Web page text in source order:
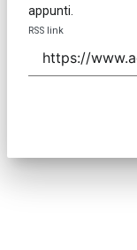
appunti.
RSS link